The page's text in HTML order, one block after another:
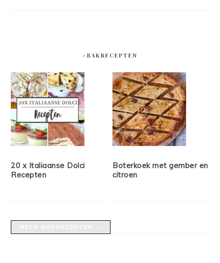
#BAKRECEPTEN
20 x Italiaanse Dolci
Recepten
Boterkoek met gember en
citroen